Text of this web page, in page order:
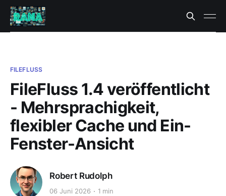
FILEFLUSS
FileFluss 1.4 veröffentlicht
- Mehrsprachigkeit,
flexibler Cache und Ein-
Fenster-Ansicht
Robert Rudolph
06 Juni 2026 1 min